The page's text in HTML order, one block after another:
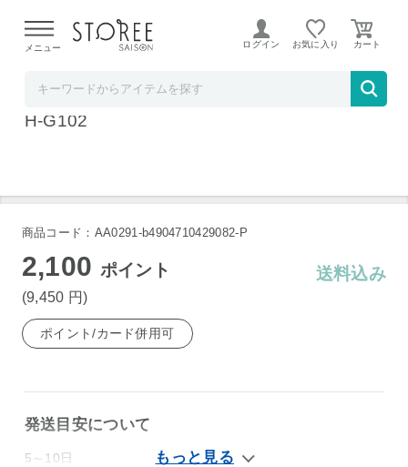
よる配送遅延が発生しております。
メニュー ログイン お気に入り
炊飯器 炊きたて ホワイト 5.5合 タイガー JB
H-G102
商品コード：AA0291-b4904710429082-P
2,100 ポイント
(9,450 円)
送料込み
ポイント/カード併用可
発送目安について
5～10日